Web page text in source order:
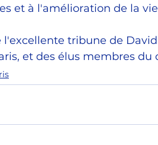
et à l'amélioration de la
l'excellente tribune de
et des élus membres du